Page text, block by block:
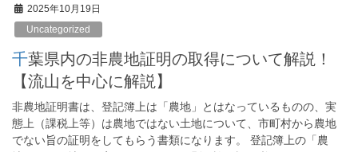
2025年10月19日
Uncategorized
千葉県内の非農地証明の取得について解説！
【流山を中心に解説】
非農地証明書は、登記簿上は「農地」とはなっているものの、実
態上（課税上等）は農地ではない土地について、市町村から農地
でない旨の証明をしてもらう書類になります。 登記簿上の「農